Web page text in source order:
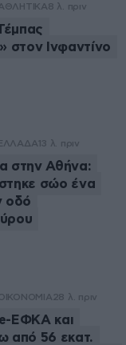
8 λ. πριν
στον Ινφαντίνο
13 λ. πριν
στην Αθήνα:
σώο ένα
οδό
28 λ. πριν
ΕΦΚΑ και
από 56 εκατ.